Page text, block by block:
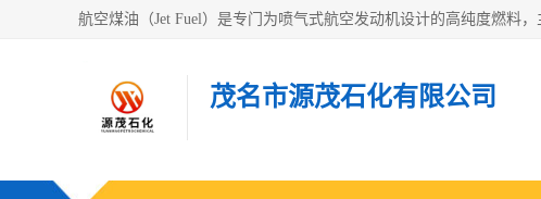
茂名市源茂石化有限公司